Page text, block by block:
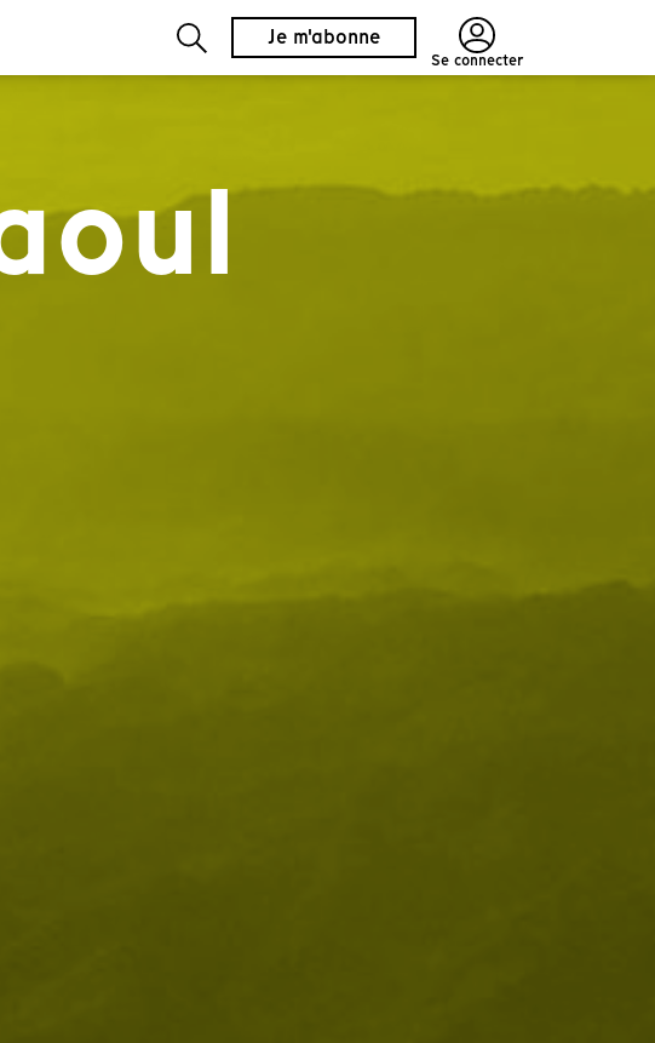
Je m'abonne
Se connecter